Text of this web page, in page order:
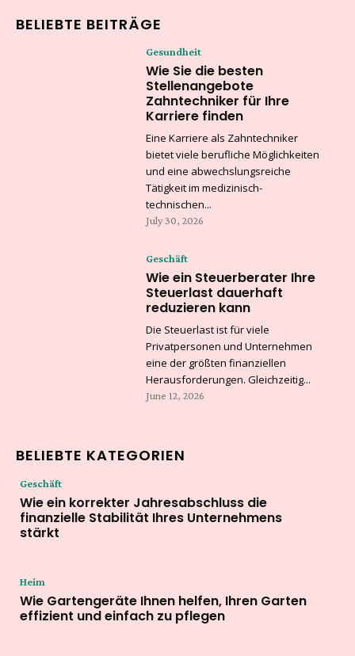
BELIEBTE BEITRÄGE
Gesundheit
Wie Sie die besten
Stellenangebote
Zahntechniker für Ihre
Karriere finden
Eine Karriere als Zahntechniker
bietet viele berufliche Möglichkeiten
und eine abwechslungsreiche
Tätigkeit im medizinisch-
technischen...
July 30, 2026
Geschäft
Wie ein Steuerberater Ihre
Steuerlast dauerhaft
reduzieren kann
Die Steuerlast ist für viele
Privatpersonen und Unternehmen
eine der größten finanziellen
Herausforderungen. Gleichzeitig...
June 12, 2026
BELIEBTE KATEGORIEN
Geschäft
Wie ein korrekter Jahresabschluss die
finanzielle Stabilität Ihres Unternehmens
stärkt
Heim
Wie Gartengeräte Ihnen helfen, Ihren Garten
effizient und einfach zu pflegen